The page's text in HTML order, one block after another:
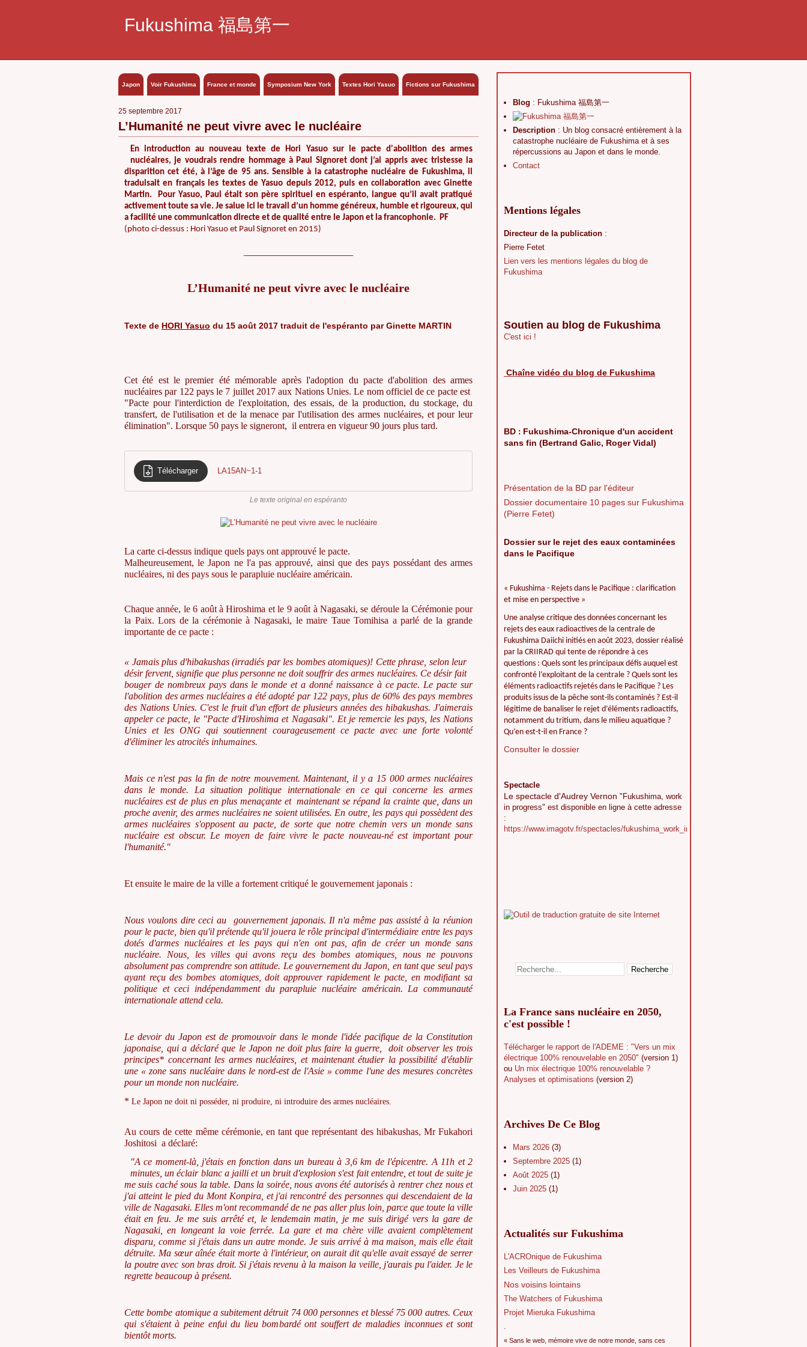
Fukushima 福島第一
Japon Voir Fukushima France et monde Symposium New York Textes Hori Yasuo Fictions sur Fukushima
25 septembre 2017
L’Humanité ne peut vivre avec le nucléaire
En introduction au nouveau texte de Hori Yasuo sur le pacte d'abolition des armes
nucléaires, je voudrais rendre hommage à Paul Signoret dont j’ai appris avec tristesse la
disparition cet été, à l’âge de 95 ans. Sensible à la catastrophe nucléaire de Fukushima, il
traduisait en français les textes de Yasuo depuis 2012, puis en collaboration avec Ginette
Martin. Pour Yasuo, Paul était son père spirituel en espéranto, langue qu’il avait pratiqué
activement toute sa vie. Je salue ici le travail d’un homme généreux, humble et rigoureux, qui
a facilité une communication directe et de qualité entre le Japon et la francophonie. PF
(photo ci-dessus : Hori Yasuo et Paul Signoret en 2015)
L’Humanité ne peut vivre avec le nucléaire
Texte de HORI Yasuo du 15 août 2017 traduit de l'espéranto par Ginette MARTIN
Cet été est le premier été mémorable après l'adoption du pacte d'abolition des armes
nucléaires par 122 pays le 7 juillet 2017 aux Nations Unies. Le nom officiel de ce pacte est
"Pacte pour l'interdiction de l'exploitation, des essais, de la production, du stockage, du
transfert, de l'utilisation et de la menace par l'utilisation des armes nucléaires, et pour leur
élimination". Lorsque 50 pays le signeront, il entrera en vigueur 90 jours plus tard.
Télécharger LA15AN~1-1
Le texte original en espéranto
La carte ci-dessus indique quels pays ont approuvé le pacte.
Malheureusement, le Japon ne l'a pas approuvé, ainsi que des pays possédant des armes
nucléaires, ni des pays sous le parapluie nucléaire américain.
Chaque année, le 6 août à Hiroshima et le 9 août à Nagasaki, se déroule la Cérémonie pour
la Paix. Lors de la cérémonie à Nagasaki, le maire Taue Tomihisa a parlé de la grande
importante de ce pacte :
« Jamais plus d'hibakushas (irradiés par les bombes atomiques)! Cette phrase, selon leur
désir fervent, signifie que plus personne ne doit souffrir des armes nucléaires. Ce désir fait
bouger de nombreux pays dans le monde et a donné naissance à ce pacte. Le pacte sur
l'abolition des armes nucléaires a été adopté par 122 pays, plus de 60% des pays membres
des Nations Unies. C'est le fruit d'un effort de plusieurs années des hibakushas. J'aimerais
appeler ce pacte, le "Pacte d'Hiroshima et Nagasaki". Et je remercie les pays, les Nations
Unies et les ONG qui soutiennent courageusement ce pacte avec une forte volonté
d'éliminer les atrocités inhumaines.
Mais ce n'est pas la fin de notre mouvement. Maintenant, il y a 15 000 armes nucléaires
dans le monde. La situation politique internationale en ce qui concerne les armes
nucléaires est de plus en plus menaçante et maintenant se répand la crainte que, dans un
proche avenir, des armes nucléaires ne soient utilisées. En outre, les pays qui possèdent des
armes nucléaires s'opposent au pacte, de sorte que notre chemin vers un monde sans
nucléaire est obscur. Le moyen de faire vivre le pacte nouveau-né est important pour
l'humanité."
Et ensuite le maire de la ville a fortement critiqué le gouvernement japonais :
Nous voulons dire ceci au gouvernement japonais. Il n'a même pas assisté à la réunion
pour le pacte, bien qu'il prétende qu'il jouera le rôle principal d'intermédiaire entre les pays
dotés d'armes nucléaires et les pays qui n'en ont pas, afin de créer un monde sans
nucléaire. Nous, les villes qui avons reçu des bombes atomiques, nous ne pouvons
absolument pas comprendre son attitude. Le gouvernement du Japon, en tant que seul pays
ayant reçu des bombes atomiques, doit approuver rapidement le pacte, en modifiant sa
politique et ceci indépendamment du parapluie nucléaire américain. La communauté
internationale attend cela.
Le devoir du Japon est de promouvoir dans le monde l'idée pacifique de la Constitution
japonaise, qui a déclaré que le Japon ne doit plus faire la guerre, doit observer les trois
principes* concernant les armes nucléaires, et maintenant étudier la possibilité d'établir
une « zone sans nucléaire dans le nord-est de l'Asie » comme l'une des mesures concrètes
pour un monde non nucléaire.
* Le Japon ne doit ni posséder, ni produire, ni introduire des armes nucléaires.
Au cours de cette même cérémonie, en tant que représentant des hibakushas, Mr Fukahori
Joshitosi a déclaré:
"A ce moment-là, j'étais en fonction dans un bureau à 3,6 km de l'épicentre. A 11h et 2
minutes, un éclair blanc a jailli et un bruit d'explosion s'est fait entendre, et tout de suite je
me suis caché sous la table. Dans la soirée, nous avons été autorisés à rentrer chez nous et
j'ai atteint le pied du Mont Konpira, et j'ai rencontré des personnes qui descendaient de la
ville de Nagasaki. Elles m'ont recommandé de ne pas aller plus loin, parce que toute la ville
était en feu. Je me suis arrêté et, le lendemain matin, je me suis dirigé vers la gare de
Nagasaki, en longeant la voie ferrée. La gare et ma chère ville avaient complètement
disparu, comme si j'étais dans un autre monde. Je suis arrivé à ma maison, mais elle était
détruite. Ma sœur aînée était morte à l'intérieur, on aurait dit qu'elle avait essayé de serrer
la poutre avec son bras droit. Si j'étais revenu à la maison la veille, j'aurais pu l'aider. Je le
regrette beaucoup à présent.
Cette bombe atomique a subitement détruit 74 000 personnes et blessé 75 000 autres. Ceux
qui s'étaient à peine enfui du lieu bombardé ont souffert de maladies inconnues et sont
bientôt morts.
Blog : Fukushima 福島第一
Description : Un blog consacré entièrement à la
catastrophe nucléaire de Fukushima et à ses
répercussions au Japon et dans le monde.
Contact
Mentions légales
Directeur de la publication :
Pierre Fetet
Lien vers les mentions légales du blog de
Fukushima
Soutien au blog de Fukushima
C'est ici !
Chaîne vidéo du blog de Fukushima
BD : Fukushima-Chronique d'un accident
sans fin (Bertrand Galic, Roger Vidal)
Présentation de la BD par l'éditeur
Dossier documentaire 10 pages sur Fukushima
(Pierre Fetet)
Dossier sur le rejet des eaux contaminées
dans le Pacifique
« Fukushima - Rejets dans le Pacifique : clarification
et mise en perspective »
Une analyse critique des données concernant les
rejets des eaux radioactives de la centrale de
Fukushima Daiichi initiés en août 2023, dossier réalisé
par la CRIIRAD qui tente de répondre à ces
questions : Quels sont les principaux défis auquel est
confronté l’exploitant de la centrale ? Quels sont les
éléments radioactifs rejetés dans le Pacifique ? Les
produits issus de la pêche sont-ils contaminés ? Est-il
légitime de banaliser le rejet d’éléments radioactifs,
notamment du tritium, dans le milieu aquatique ?
Qu’en est-t-il en France ?
Consulter le dossier
Spectacle
Le spectacle d'Audrey Vernon "Fukushima, work
in progress" est disponible en ligne à cette adresse
:
https://www.imagotv.fr/spectacles/fukushima_work_in_progress
La France sans nucléaire en 2050,
c'est possible !
Télécharger le rapport de l'ADEME : "Vers un mix
électrique 100% renouvelable en 2050" (version 1)
ou Un mix électrique 100% renouvelable ?
Analyses et optimisations (version 2)
Archives De Ce Blog
Mars 2026 (3)
Septembre 2025 (1)
Août 2025 (1)
Juin 2025 (1)
Actualités sur Fukushima
L'ACROnique de Fukushima
Les Veilleurs de Fukushima
Nos voisins lointains
The Watchers of Fukushima
Projet Mieruka Fukushima
.
« Sans le web, mémoire vive de notre monde, sans ces